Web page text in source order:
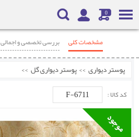
0
مشخصات کلی بررسی تخصصی و اجمالی
محصولات مرتبط
پوستر دیواری >> پوستر دیواری گل >>
کد کالا : F-6711